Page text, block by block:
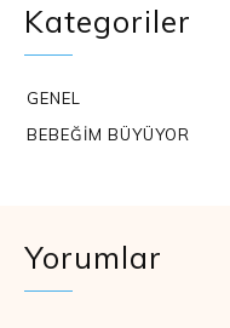
Kategoriler
GENEL
BEBEĞIM BÜYÜYOR
Yorumlar